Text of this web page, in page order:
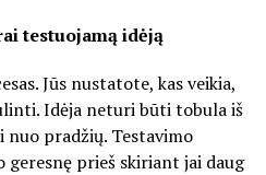
testuojamą idėją
Jūs nustatote, kas veikia,
Idėja neturi būti tobula iš
pradžių. Testavimo
geresnę prieš skiriant jai daug